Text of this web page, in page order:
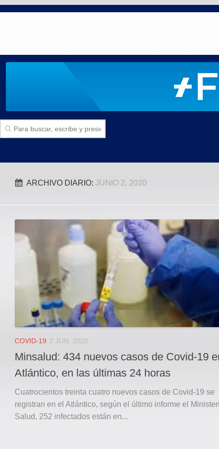
SECCIONES
Politica
Local
Deportes
JUDICIAL
ÁREA METROPOLITANA
REGIONAL
DEPARTAMENTAL
Internacional
Instagram
Registro ISSN: 2711-3299
ARCHIVO DIARIO: JUNIO 2, 2020
COVID-19 2 JUN, 2020
Minsalud: 434 nuevos casos de Covid-19
Atlántico, en las últimas 24 horas
Cuatrocientos treinta cuatro nuevos casos de Covid-19 se
registran en el Atlántico, según el último informe el
Salud, 252 infectados están en...